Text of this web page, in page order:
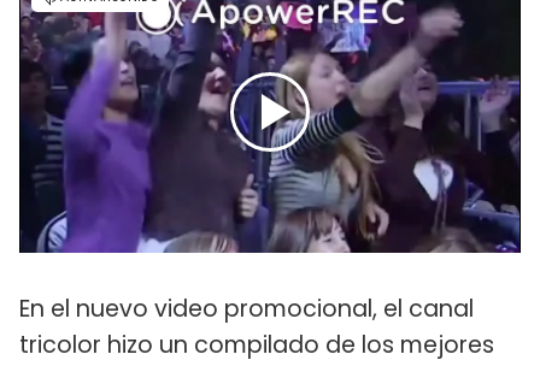
En el nuevo video promocional, el canal
tricolor hizo un compilado de los mejores